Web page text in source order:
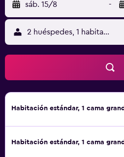
sáb. 15/8 -
2 huéspedes, 1 habitación
Habitación estándar, 1 cama
Habitación estándar, 1 cama